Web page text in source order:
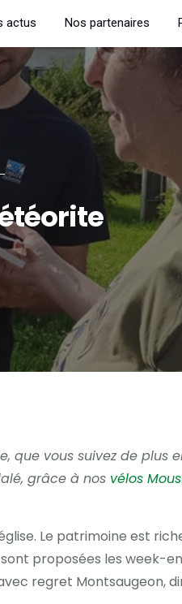
actus Nos partenaires
que vous suivez de plus
grâce à nos vélos
Le patrimoine est
proposées les week-
regret Montsaugeon,